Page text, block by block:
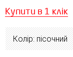
Купити в 1 клік
Колір: пісочний